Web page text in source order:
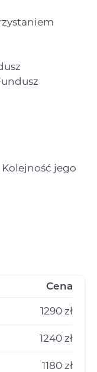
jego
Cena
1290 zł
1240 zł
1180 zł